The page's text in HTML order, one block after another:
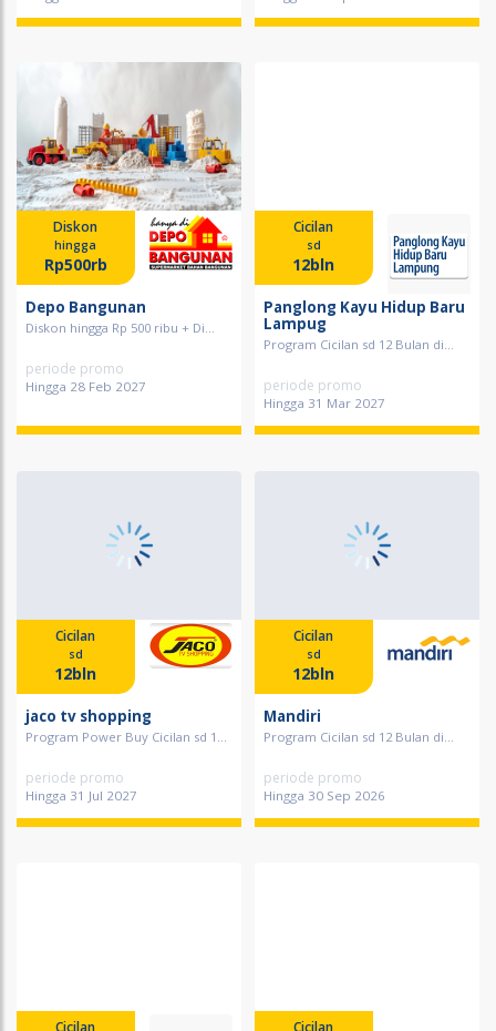
Diskon
hingga
Rp500rb
Depo Bangunan
Diskon hingga Rp 500 ribu + Di...
periode promo
Hingga 28 Feb 2027
Cicilan
sd
12bln
Panglong Kayu Hidup Baru
Lampug
Program Cicilan sd 12 Bulan di...
periode promo
Hingga 31 Mar 2027
Cicilan
sd
12bln
jaco tv shopping
Program Power Buy Cicilan sd 1...
periode promo
Hingga 31 Jul 2027
Cicilan
sd
12bln
Mandiri
Program Cicilan sd 12 Bulan di...
periode promo
Hingga 30 Sep 2026
Cicilan Cicilan